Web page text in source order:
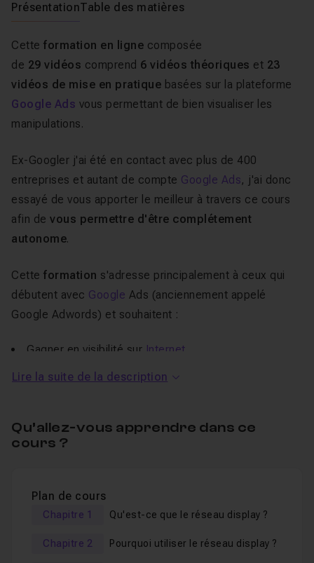
PrésentationTable des matières
Cette formation en ligne composée
de 29 vidéos comprend 6 vidéos théoriques et 23
vidéos de mise en pratique basées sur la plateforme
Google Ads vous permettant de bien visualiser les
manipulations.
Ex-Googler j'ai été en contact avec plus de 400
entreprises et autant de compte Google Ads, j'ai donc
essayé de vous apporter le meilleur à travers ce cours
afin de vous permettre d'être complétement
autonome.
Cette formation s'adresse principalement à ceux qui
débutent avec Google Ads (anciennement appelé
Google Adwords) et souhaitent :
Gagner en visibilité sur Internet
Créer des campagnes Display rentables,
Maîtriser un outil essentiel du marketing digital.
Au programme de cette
formation Google Adsse lancer
Displayet le remarketing
Lire la suite de la description
Qu’allez-vous apprendre dans ce
cours ?
Plan de cours
Chapitre 1 Qu'est-ce que le réseau display ?
Chapitre 2 Pourquoi utiliser le réseau display ?